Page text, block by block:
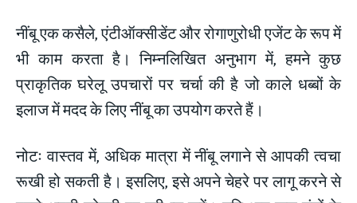
नींबू एक कसैले, एंटीऑक्सीडेंट और रोगाणुरोधी एजेंट के रूप में
भी काम करता है। निम्नलिखित अनुभाग में, हमने कुछ
प्राकृतिक घरेलू उपचारों पर चर्चा की है जो काले धब्बों के
इलाज में मदद के लिए नींबू का उपयोग करते हैं।
नोटः वास्तव में, अधिक मात्रा में नींबू लगाने से आपकी त्वचा
रूखी हो सकती है। इसलिए, इसे अपने चेहरे पर लागू करने से